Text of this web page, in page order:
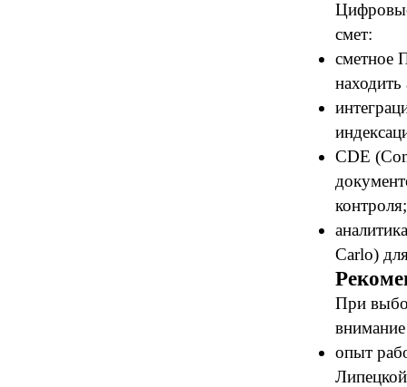
смет:
сметное
находить
CDE
контроля;
Carlo)
При
опыт